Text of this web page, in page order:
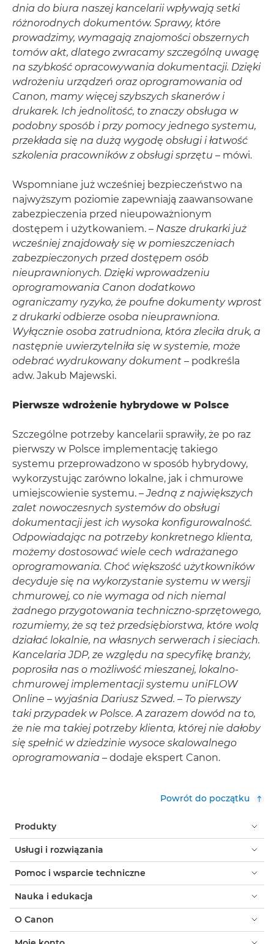
dnia do biura naszej kancelarii wpływają setki
różnorodnych dokumentów. Sprawy, które
prowadzimy, wymagają znajomości obszernych
tomów akt, dlatego zwracamy szczególną uwagę
na szybkość opracowywania dokumentacji. Dzięki
wdrożeniu urządzeń oraz oprogramowania od
Canon, mamy więcej szybszych skanerów i
drukarek. Ich jednolitość, to znaczy obsługa w
podobny sposób i przy pomocy jednego systemu,
przekłada się na dużą wygodę obsługi i łatwość
szkolenia pracowników z obsługi sprzętu – mówi.
Wspomniane już wcześniej bezpieczeństwo na
najwyższym poziomie zapewniają zaawansowane
zabezpieczenia przed nieupoważnionym
dostępem i użytkowaniem. – Nasze drukarki już
wcześniej znajdowały się w pomieszczeniach
zabezpieczonych przed dostępem osób
nieuprawnionych. Dzięki wprowadzeniu
oprogramowania Canon dodatkowo
ograniczamy ryzyko, że poufne dokumenty wprost
z drukarki odbierze osoba nieuprawniona.
Wyłącznie osoba zatrudniona, która zleciła druk, a
następnie uwierzytelniła się w systemie, może
odebrać wydrukowany dokument – podkreśla
adw. Jakub Majewski.
Pierwsze wdrożenie hybrydowe w Polsce
Szczególne potrzeby kancelarii sprawiły, że po raz
pierwszy w Polsce implementację takiego
systemu przeprowadzono w sposób hybrydowy,
wykorzystując zarówno lokalne, jak i chmurowe
umiejscowienie systemu. –Jedną z największych
zalet nowoczesnych systemów do obsługi
dokumentacji jest ich wysoka konfigurowalność.
Odpowiadając na potrzeby konkretnego klienta,
możemy dostosować wiele cech wdrażanego
oprogramowania. Choć większość użytkowników
decyduje się na wykorzystanie systemu w wersji
chmurowej, co nie wymaga od nich niemal
żadnego przygotowania techniczno-sprzętowego,
rozumiemy, że są też przedsiębiorstwa, które wolą
działać lokalnie, na własnych serwerach i sieciach.
Kancelaria JDP, ze względu na specyfikę branży,
poprosiła nas o możliwość mieszanej, lokalno-
chmurowej implementacji systemu uniFLOW
Online – wyjaśnia Dariusz Szwed. – To pierwszy
taki przypadek w Polsce. A zarazem dowód na to,
że nie ma takiej potrzeby klienta, której nie dałoby
się spełnić w dziedzinie wysoce skalowalnego
oprogramowania – dodaje ekspert Canon.
Powrót do początku
Produkty
Usługi i rozwiązania
Pomoc i wsparcie techniczne
Nauka i edukacja
O Canon